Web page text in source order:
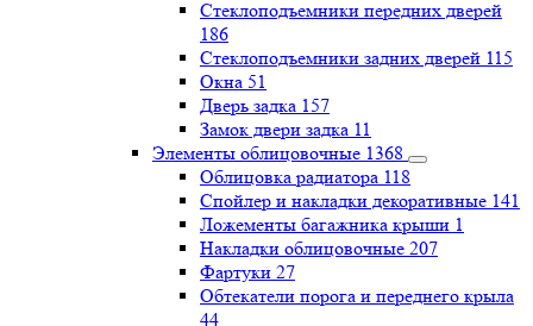
Стеклоподъемники передних дверей
186
Стеклоподъемники задних дверей 115
Окна 51
Дверь задка 157
Замок двери задка 11
Элементы облицовочные 1368
Облицовка радиатора 118
Спойлер и накладки декоративные 141
Ложементы багажника крыши 1
Накладки облицовочные 207
Фартуки 27
Обтекатели порога и переднего крыла
44